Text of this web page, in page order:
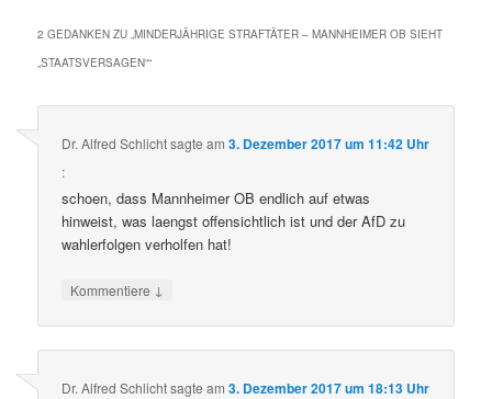
2 GEDANKEN ZU „MINDERJÄHRIGE STRAFTÄTER – MANNHEIMER OB SIEHT
„STAATSVERSAGEN““
Dr. Alfred Schlichtsagte am3. Dezember 2017 um 11:42 Uhr
:
schoen, dass Mannheimer OB endlich auf etwas
hinweist, was laengst offensichtlich ist und der AfD zu
wahlerfolgen verholfen hat!
Kommentiere ↓
Dr. Alfred Schlichtsagte am3. Dezember 2017 um 18:13 Uhr